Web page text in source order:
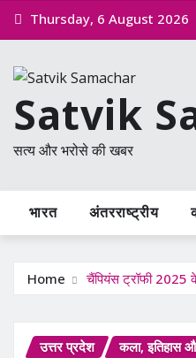
Skip Thursday, 6 August 2026
Satvik
सत्य और भरोसे की खबर
भारत अंतरराष्ट्रीय
Home चैंपियंस ट्रॉफी 2025
उत्तर प्रदेश कला, इतिहास